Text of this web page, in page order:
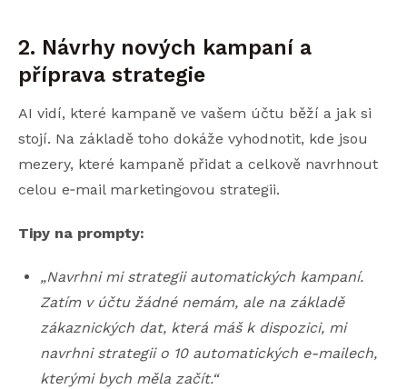
2. Návrhy nových kampaní a
příprava strategie
AI vidí, které kampaně ve vašem účtu běží a jak si
stojí. Na základě toho dokáže vyhodnotit, kde jsou
mezery, které kampaně přidat a celkově navrhnout
celou e‑mail marketingovou strategii.
Tipy na prompty:
„Navrhni mi strategii automatických kampaní.
Zatím v účtu žádné nemám, ale na základě
zákaznických dat, která máš k dispozici, mi
navrhni strategii o 10 automatických e-mailech,
kterými bych měla začít.“